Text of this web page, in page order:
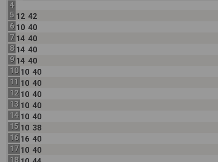
4
5 12 42
6 10 40
7 14 40
8 14 40
9 14 40
10 10 40
11 10 40
12 10 40
13 10 40
14 10 40
15 10 38
16 16 40
17 10 40
18